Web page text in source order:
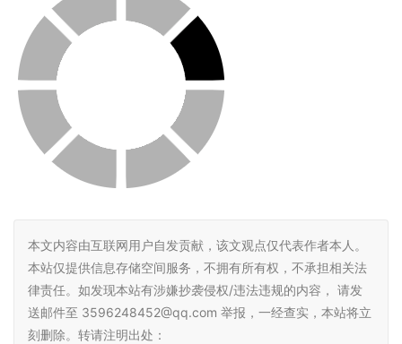
本文内容由互联网用户自发贡献，该文观点仅代表作者本人。
本站仅提供信息存储空间服务，不拥有所有权，不承担相关法
律责任。如发现本站有涉嫌抄袭侵权/违法违规的内容， 请发
送邮件至 3596248452@qq.com 举报，一经查实，本站将立
刻删除。转请注明出处：